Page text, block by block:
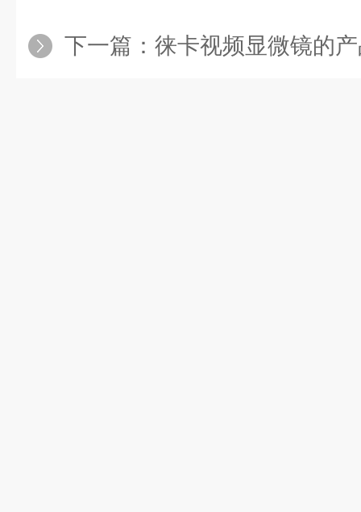
下一篇： 徕卡视频显微镜的产